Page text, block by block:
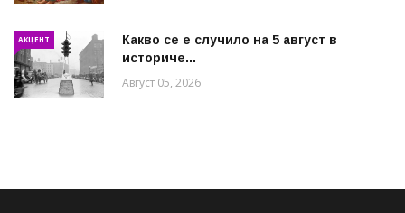
АКЦЕНТ
Какво се е случило на 5 август в
историче...
Август 05, 2026